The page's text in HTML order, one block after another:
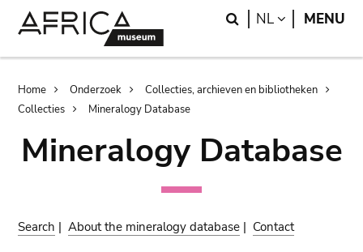
Search
NL LANGUAGE
MENU
Breadcrumb
Home Onderzoek
Collecties, archieven en bibliotheken
Collecties
Mineralogy Database
Mineralogy Database
Search |About the mineralogy database | Contact